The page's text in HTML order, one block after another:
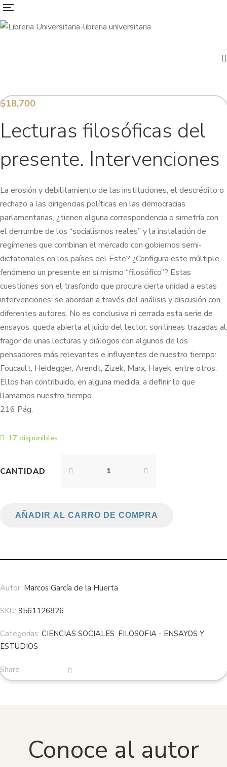
$18,700
Lecturas filosóficas del
presente. Intervenciones
La erosión y debilitamiento de las instituciones, el descrédito o
rechazo a las dirigencias políticas en las democracias
parlamentarias, ¿tienen alguna correspondencia o simetría con
el derrumbe de los “socialismos reales” y la instalación de
regímenes que combinan el mercado con gobiernos semi-
dictatoriales en los países del Este? ¿Configura este múltiple
fenómeno un presente en sí mismo “filosófico”? Estas
cuestiones son el trasfondo que procura cierta unidad a estas
intervenciones; se abordan a través del análisis y discusión con
diferentes autores. No es conclusiva ni cerrada esta serie de
ensayos: queda abierta al juicio del lector: son líneas trazadas al
fragor de unas lecturas y diálogos con algunos de los
pensadores más relevantes e influyentes de nuestro tiempo:
Foucault, Heidegger, Arendt, Zizek, Marx, Hayek, entre otros.
Ellos han contribuido, en alguna medida, a definir lo que
llamamos nuestro tiempo.
216 Pág.
17 disponibles
CANTIDAD
AÑADIR AL CARRO DE COMPRA
Autor: Marcos García de la Huerta
SKU: 9561126826
Categorías: CIENCIAS SOCIALES, FILOSOFIA - ENSAYOS Y
ESTUDIOS
Share
Conoce al autor